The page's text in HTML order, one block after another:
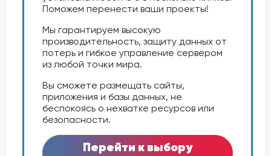
Поможем перенести ваши проекты!
Мы гарантируем высокую
производительность, защиту данных от
потерь и гибкое управление сервером
из любой точки мира.
Вы сможете размещать сайты,
приложения и базы данных, не
беспокоясь о нехватке ресурсов или
безопасности.
Перейти к выбору